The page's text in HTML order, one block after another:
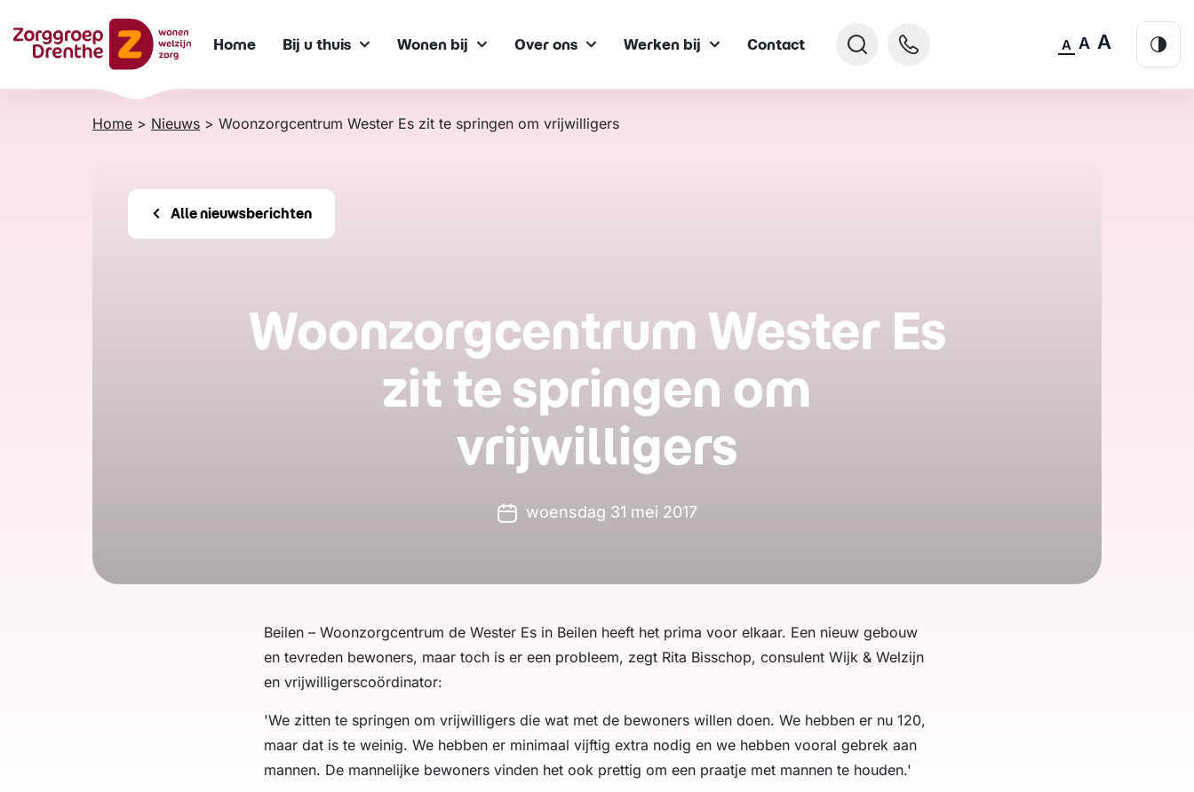
naar
content
Home Bij u thuis Wonen bij Over ons Werken bij Contact A A A
Home > Nieuws > Woonzorgcentrum Wester Es zit te springen om vrijwilligers
Alle nieuwsberichten
Woonzorgcentrum Wester Es
zit te springen om
vrijwilligers
woensdag 31 mei 2017
Beilen – Woonzorgcentrum de Wester Es in Beilen heeft het prima voor elkaar. Een nieuw gebouw
en tevreden bewoners, maar toch is er een probleem, zegt Rita Bisschop, consulent Wijk & Welzijn
en vrijwilligerscoördinator:
'We zitten te springen om vrijwilligers die wat met de bewoners willen doen. We hebben er nu 120,
maar dat is te weinig. We hebben er minimaal vijftig extra nodig en we hebben vooral gebrek aan
mannen. De mannelijke bewoners vinden het ook prettig om een praatje met mannen te houden.'